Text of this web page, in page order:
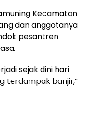
Kecamatan
dan anggotanya
pesantren
sejak dini hari
terdampak banjir,”